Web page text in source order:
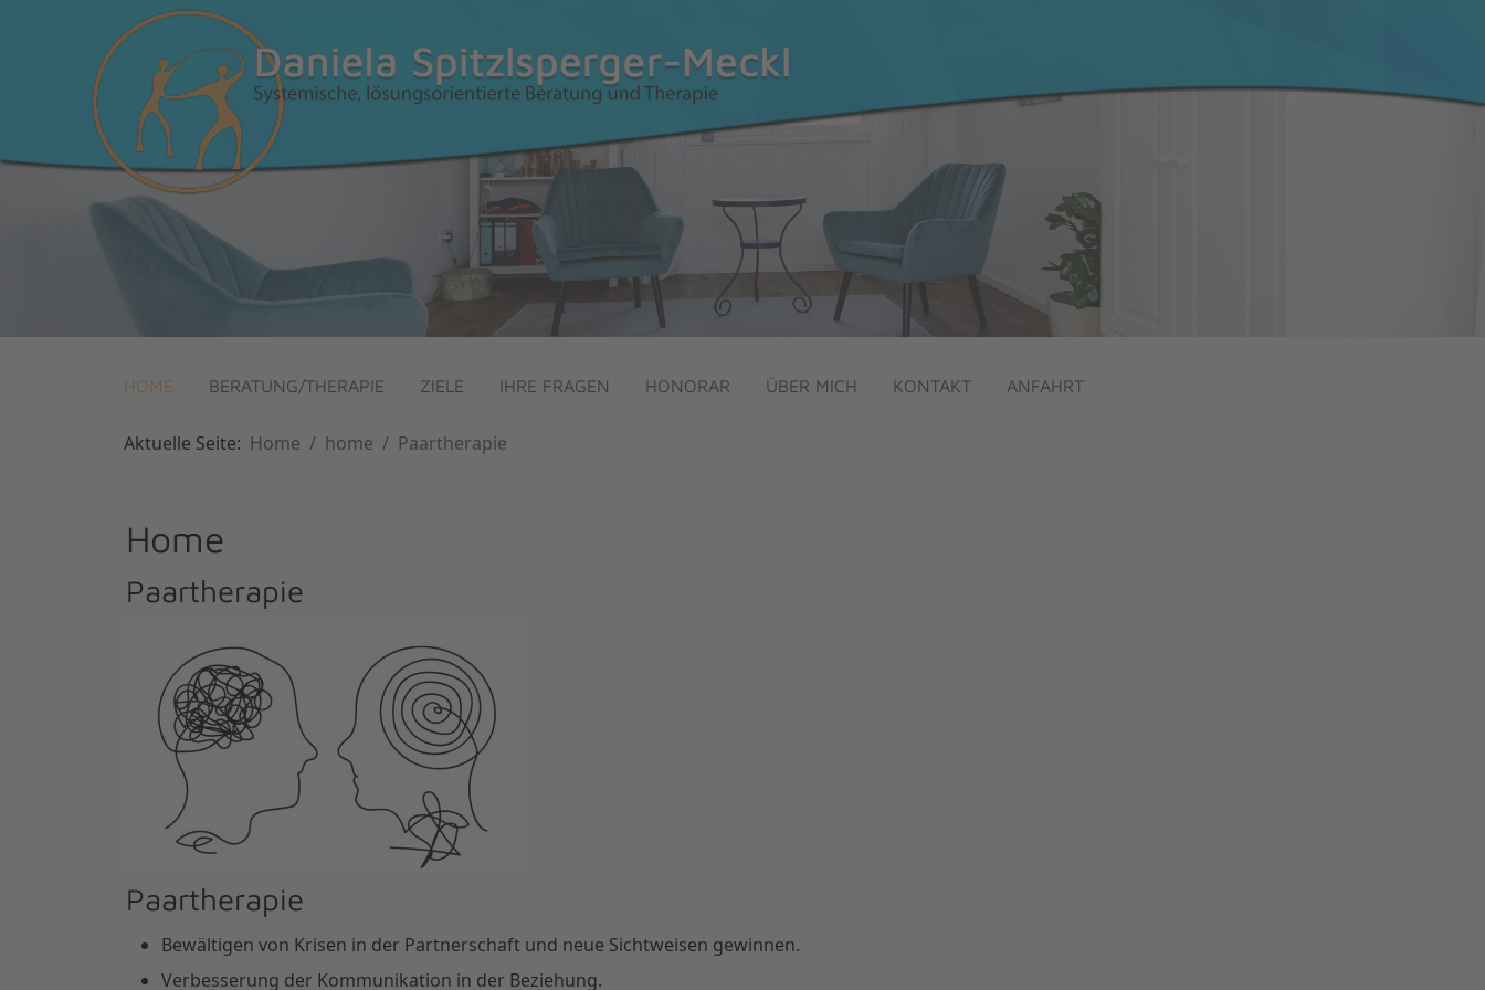
HOME BERATUNG/THERAPIE ZIELE IHRE FRAGEN HONORAR ÜBER MICH KONTAKT ANFAHRT
Aktuelle Seite: Home home Paartherapie
Home
Paartherapie
Paartherapie
Bewältigen von Krisen in der Partnerschaft und neue Sichtweisen gewinnen.
Verbesserung der Kommunikation in der Beziehung.